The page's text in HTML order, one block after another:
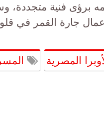
برؤى فنية متجددة،
جارة القمر في
المصرية